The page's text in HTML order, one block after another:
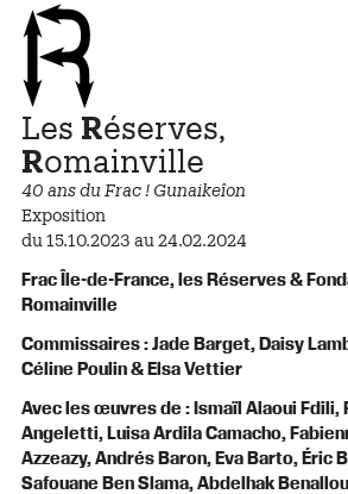
Les Réserves,
Romainville
40 ans du Frac ! Gunaikeîon
Exposition
du 15.10.2023 au 24.02.2024
Frac Île-de-France, les Réserves &
Romainville
Commissaires : Jade Barget, Daisy
Céline Poulin & Elsa Vettier
Avec les œuvres de : Ismaïl Alaoui Fdili,
Angeletti, Luisa Ardila Camacho,
Azzeazy, Andrés Baron, Eva Barto, Éric
Safouane Ben Slama, Abdelhak